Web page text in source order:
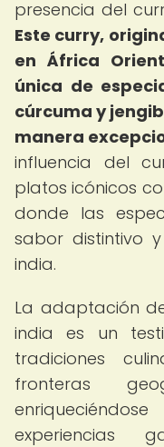
presencia del
Este curry,
en África
única de
cúrcuma y
manera
influencia del
platos icónicos
donde las
sabor distintivo
india.
La adaptación
india es un
tradiciones
fronteras
experiencias